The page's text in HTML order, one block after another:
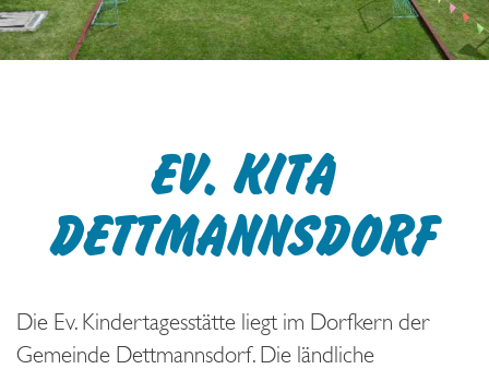
EV. KITA
DETTMANNSDORF
Die Ev. Kindertagesstätte liegt im Dorfkern der
Gemeinde Dettmannsdorf. Die ländliche